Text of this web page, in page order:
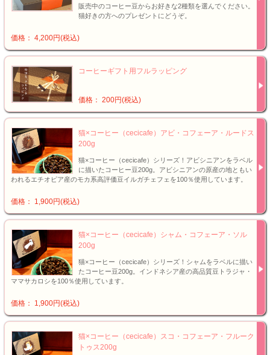
販売中のコーヒー豆からお好きな2種類を選んでください。
猫好きの方へのプレゼントにどうぞ。
価格： 4,200円(税込)
コーヒーギフト用フルラッピング
価格： 200円(税込)
猫×コーヒー（cecicafe）アビ・コフェーア・ルードス
200g
猫×コーヒー（cecicafe）シリーズ！アビシニアンをラベル
に描いたコーヒー豆200g。アビシニアンの原産の地ともい
われるエチオピア産のモカ系高評価豆イルガチェフェを100％使用しています。
価格： 1,900円(税込)
猫×コーヒー（cecicafe）シャム・コフェーア・ソル
200g
猫×コーヒー（cecicafe）シリーズ！シャムをラベルに描い
たコーヒー豆200g。インドネシア産の高品質豆トラジャ・
ママサカロシを100％使用しています。
価格： 1,900円(税込)
猫×コーヒー（cecicafe）スコ・コフェーア・フルーク
トゥス200g